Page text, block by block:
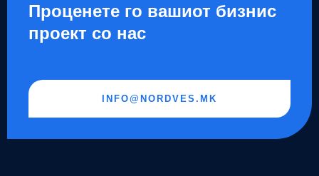
Проценете го вашиот бизнис
проект со нас
INFO@NORDVES.MK